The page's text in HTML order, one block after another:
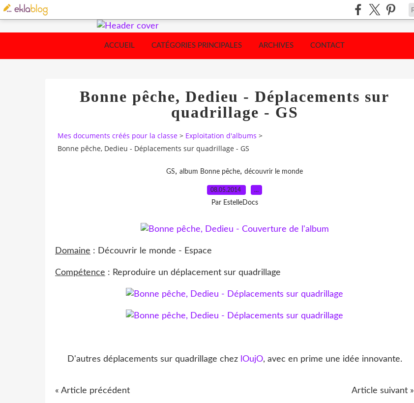
ACCUEIL CATÉGORIES PRINCIPALES ARCHIVES CONTACT
Bonne pêche, Dedieu - Déplacements sur
quadrillage - GS
Mes documents créés pour la classe > Exploitation d'albums >
Bonne pêche, Dedieu - Déplacements sur quadrillage - GS
GS, album Bonne pêche, découvrir le monde
08.05.2014 …
Par EstelleDocs
Domaine : Découvrir le monde - Espace
Compétence : Reproduire un déplacement sur quadrillage
D'autres déplacements sur quadrillage chez lOujO, avec en prime une idée innovante.
« Article précédent Article suivant »